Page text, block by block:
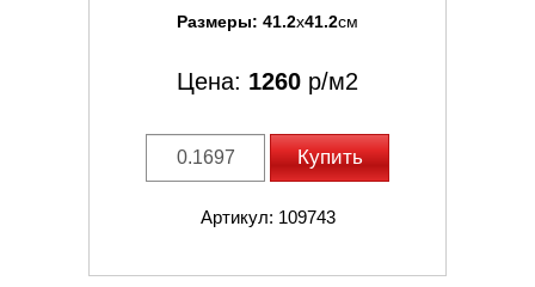
Размеры: 41.2x41.2см
Цена: 1260 р/м2
Купить
Артикул: 109743